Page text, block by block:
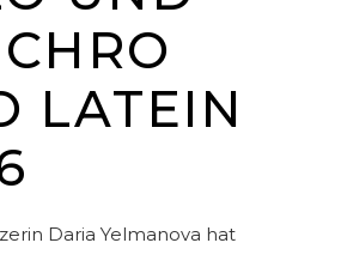
LATEIN
Daria Yelmanova hat